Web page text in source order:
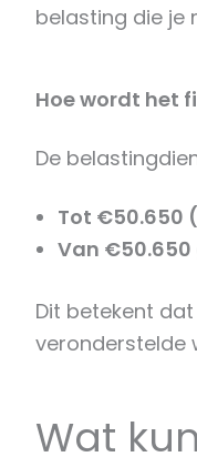
belasting die je
Hoe wordt het
De
Tot €50.650
Van €50.650
Dit betekent
veronderstelde
Wat